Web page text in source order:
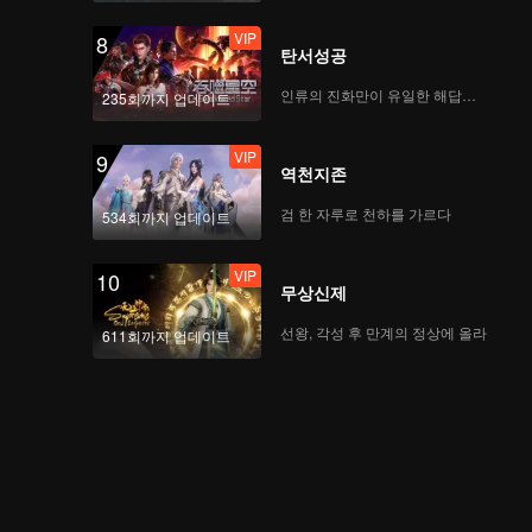
8
235회까지 업데이트
VIP
탄서성공
인류의 진화만이 유일한 해답이다
9
534회까지 업데이트
VIP
역천지존
검 한 자루로 천하를 가르다
10
611회까지 업데이트
VIP
무상신제
선왕, 각성 후 만계의 정상에 올라